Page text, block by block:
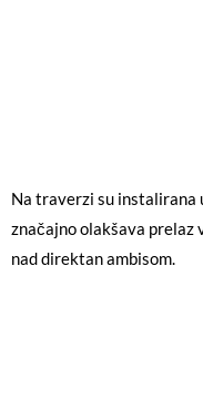
Na traverzi su instalirana
značajno olakšava
nad direktan ambisom.